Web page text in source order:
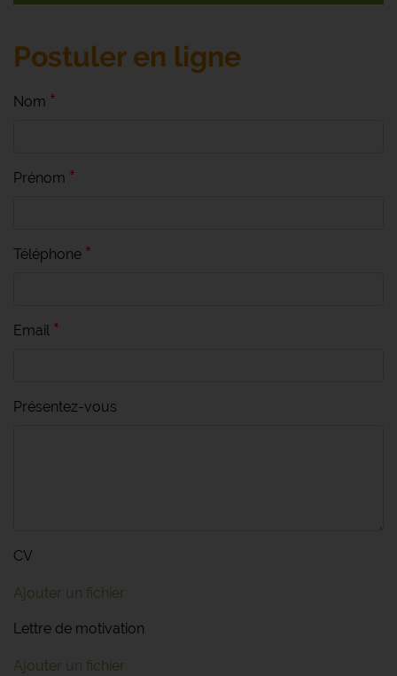
Postuler en ligne
Nom
Prénom
Téléphone
Email
Présentez-vous
CV
Ajouter un fichier
Lettre de motivation
Ajouter un fichier